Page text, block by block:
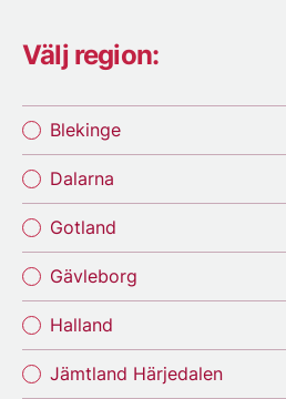
Välj region:
Blekinge
Dalarna
Gotland
Gävleborg
Halland
Jämtland Härjedalen